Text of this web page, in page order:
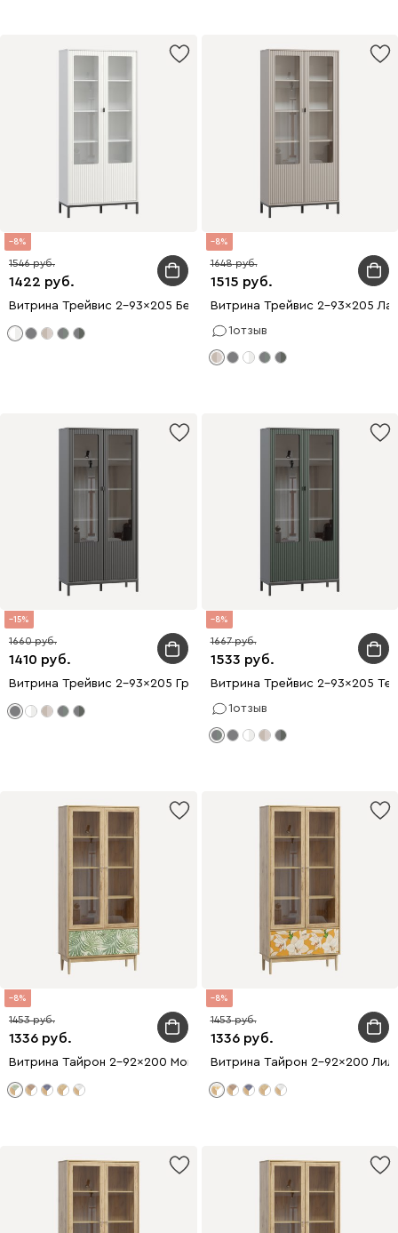
8
1422
1546
Витрина Трейвис 2-93x205 Белый
8
1515
1648
Витрина Трейвис 2-93x205
1отзыв
15
1410
1660
Витрина Трейвис 2-93x205 Графитовый
8
1533
1667
Витрина Трейвис 2-93x205
1отзыв
8
1336
1453
Витрина Тайрон 2-92x200 Монстера ​
8
1336
1453
Витрина Тайрон 2-92x200